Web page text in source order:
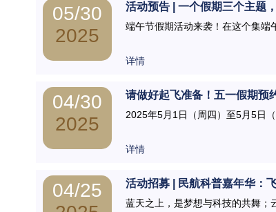
05/30
2025
活动预告 | 一个假期三个主题
端午节假期活动来袭！在这个集端
详情
04/30
2025
请做好起飞准备！五一假期预
2025年5月1日（周四）至5月5日
详情
04/25
活动招募 | 民航科普嘉年华：
蓝天之上，是梦想与科技的共舞；